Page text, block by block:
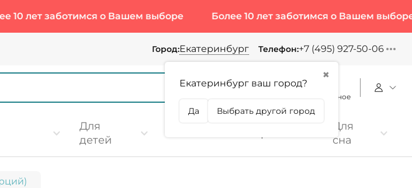
заботимся о Вашем выборе Более 10 лет заботимся о Вашем выборе
Город:Екатеринбург
✖
Екатеринбург ваш город?
Да Выбрать другой город
Телефон:+7 (495) 927-50-06
Избранное
Для
детей
Для
сна